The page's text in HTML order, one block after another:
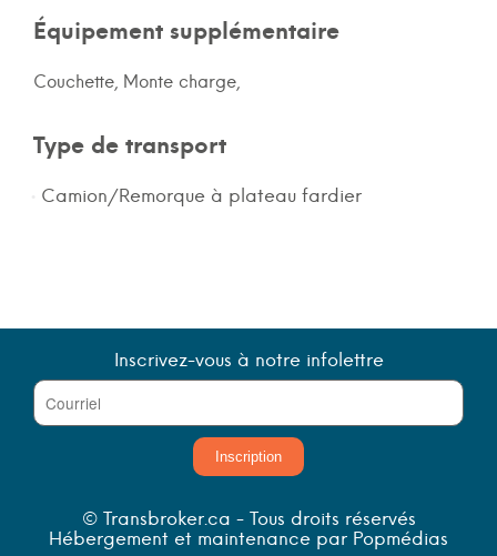
Équipement supplémentaire
Couchette, Monte charge,
Type de transport
Camion/Remorque à plateau fardier
Inscrivez-vous à notre infolettre
Inscription
© Transbroker.ca - Tous droits réservés
Hébergement et maintenance par Popmédias